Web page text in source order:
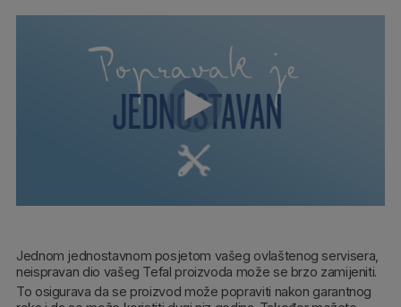
Jednom jednostavnom posjetom vašeg ovlaštenog servisera,
neispravan dio vašeg Tefal proizvoda može se brzo zamijeniti.
To osigurava da se proizvod može popraviti nakon garantnog